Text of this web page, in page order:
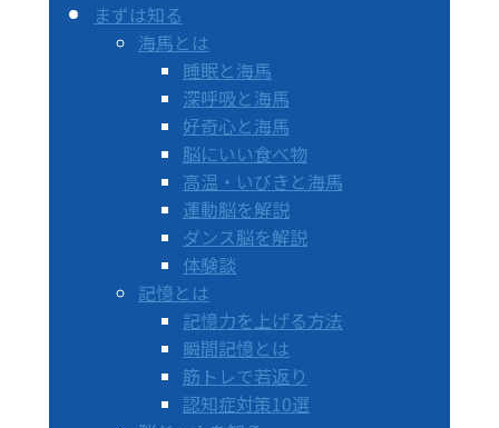
まずは知る
海馬とは
睡眠と海馬
深呼吸と海馬
好奇心と海馬
脳にいい食べ物
高温・いびきと海馬
運動脳を解説
ダンス脳を解説
体験談
記憶とは
記憶力を上げる方法
瞬間記憶とは
筋トレで若返り
認知症対策10選